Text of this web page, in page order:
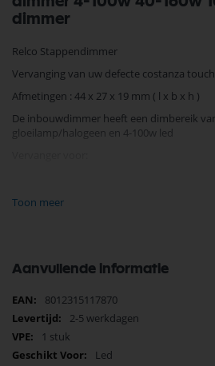
dimmer
Relco Stappendimmer
Vervanging van uw defecte costanza
Afmetingen : 44 x 27 x 19 mm ( l x b x h )
De inbouwdimmer heeft een dimbereik
gloeilamp/halogeen en 4-100w led
Luceplan
dimmer sensor c/ptl E27 D13new
D13N/05
IAA E27 HSGST E27 D13
30773500
Toon meer
Aanvullende informatie
Meer
informatie
8012315117870
2-5 werkdagen
1 stuk
Led